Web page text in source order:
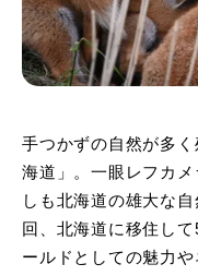
手つかずの自然が多
海道」。一眼レフカ
しも北海道の雄大な
回、北海道に移住し
ールドとしての魅力